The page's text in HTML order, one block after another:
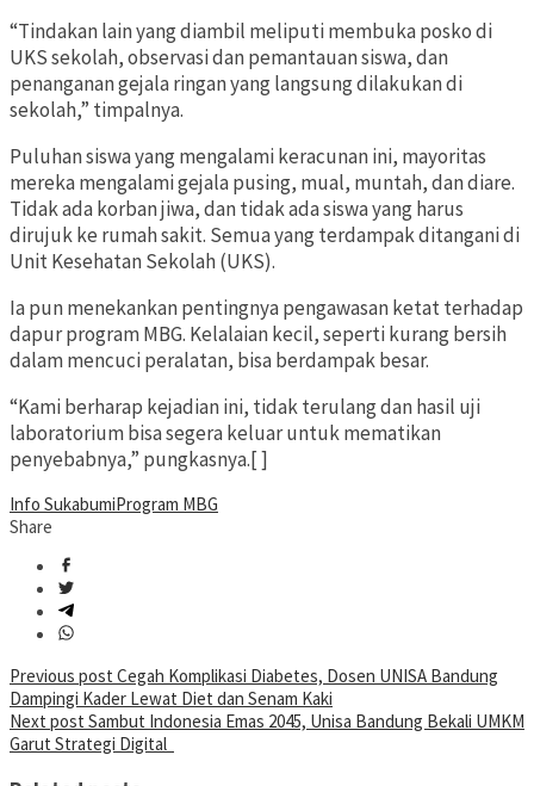
“Tindakan lain yang diambil meliputi membuka posko di
UKS sekolah, observasi dan pemantauan siswa, dan
penanganan gejala ringan yang langsung dilakukan di
sekolah,” timpalnya.
Puluhan siswa yang mengalami keracunan ini, mayoritas
mereka mengalami gejala pusing, mual, muntah, dan diare.
Tidak ada korban jiwa, dan tidak ada siswa yang harus
dirujuk ke rumah sakit. Semua yang terdampak ditangani di
Unit Kesehatan Sekolah (UKS).
Ia pun menekankan pentingnya pengawasan ketat terhadap
dapur program MBG. Kelalaian kecil, seperti kurang bersih
dalam mencuci peralatan, bisa berdampak besar.
“Kami berharap kejadian ini, tidak terulang dan hasil uji
laboratorium bisa segera keluar untuk mematikan
penyebabnya,” pungkasnya.[ ]
Info SukabumiProgram MBG
Share
Post
navigation
Previous post Cegah Komplikasi Diabetes, Dosen UNISA Bandung
Dampingi Kader Lewat Diet dan Senam Kaki
Next post Sambut Indonesia Emas 2045, Unisa Bandung Bekali UMKM
Garut Strategi Digital